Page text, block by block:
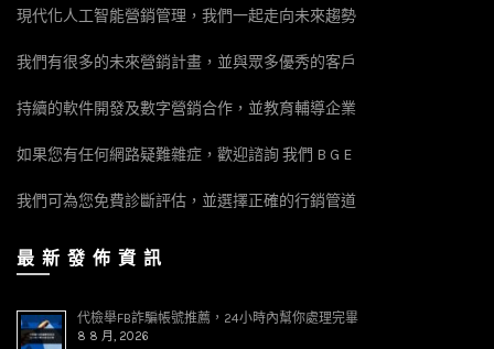
現代化人工智能營銷管理，我們一起走向未來趨勢
我們有很多的未來營銷計畫，並與眾多優秀的客戶
持續的軟件開發及數字營銷合作，並教育輔導企業
如果您有任何網路疑難雜症，歡迎諮詢 我們 B G E
我們可為您免費診斷評估，並選擇正確的行銷管道
最 新 發 佈 資 訊
代檢舉FB詐騙帳號推薦，24小時內幫你處理完畢
8 8 月, 2026